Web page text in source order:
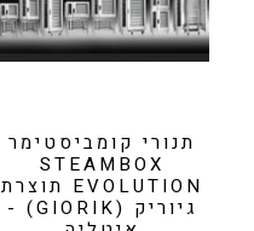
תנורי קומביסטימר
STEAMBOX
EVOLUTION תוצרת
גיוריק (GIORIK) -